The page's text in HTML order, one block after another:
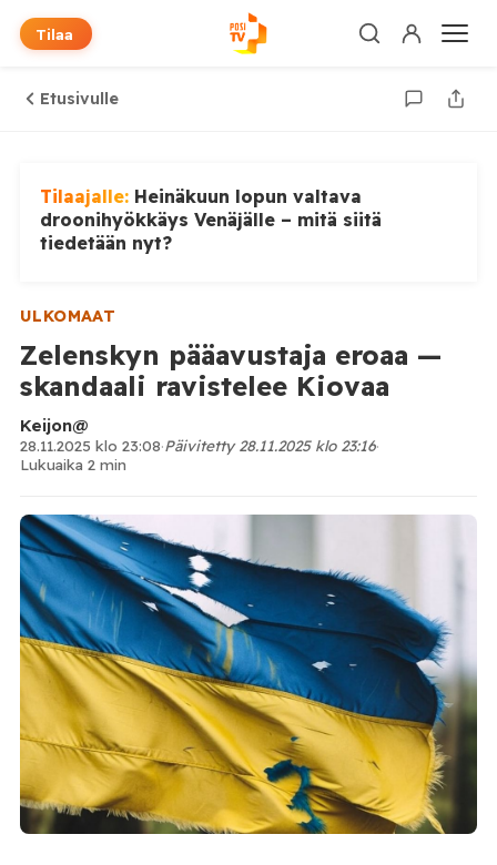
Tilaa
Etusivulle
Tilaajalle: Heinäkuun lopun valtava
droonihyökkäys Venäjälle – mitä siitä
tiedetään nyt?
ULKOMAAT
Zelenskyn pääavustaja eroaa —
skandaali ravistelee Kiovaa
Keijon@
28.11.2025 klo 23:08·Päivitetty 28.11.2025 klo 23:16·
Lukuaika 2 min